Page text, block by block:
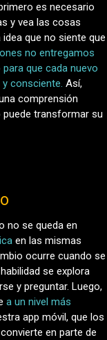
es necesario
y vea las cosas
que no siente que
no entregamos
que cada nuevo
consciente. Así,
comprensión
transformar su
no se queda en
en las mismas
ocurre cuando se
se explora
y preguntar. Luego,
a un nivel más
app móvil, que los
en parte de